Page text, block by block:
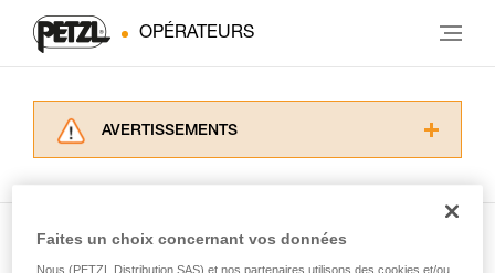
OPÉRATEURS
AVERTISSEMENTS
informations de la notice technique pour
Faites un choix concernant vos données